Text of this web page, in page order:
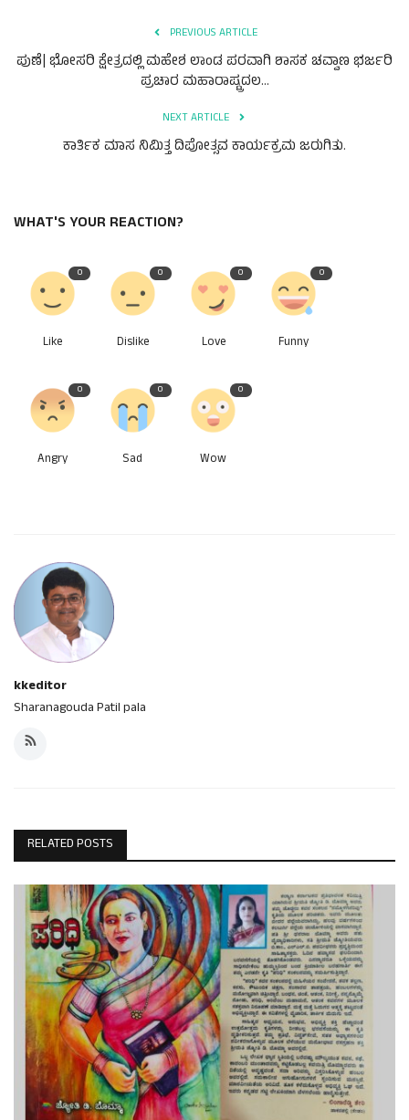
PREVIOUS ARTICLE
ಪುಣೆ| ಭೋಸರಿ ಕ್ಷೇತ್ರದಲ್ಲಿ ಮಹೇಶ ಲಾಂಡ ಪರವಾಗಿ ಶಾಸಕ ಚವ್ವಾಣ ಭರ್ಜರಿ
ಪ್ರಚಾರ ಮಹಾರಾಷ್ಟ್ರದಲ...
NEXT ARTICLE
ಕಾರ್ತಿಕ ಮಾಸ ನಿಮಿತ್ತ ದಿಪೋತ್ಸವ ಕಾರ್ಯಕ್ರಮ ಜರುಗಿತು.
WHAT'S YOUR REACTION?
0
Like
0
Dislike
0
Love
0
Funny
0
Angry
0
Sad
0
Wow
kkeditor
Sharanagouda Patil pala
RELATED POSTS